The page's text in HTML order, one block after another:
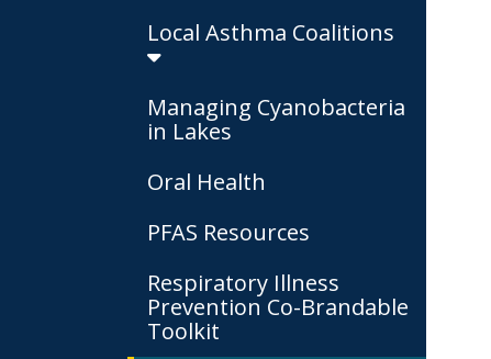
Local Asthma Coalitions
Managing Cyanobacteria
in Lakes
Oral Health
PFAS Resources
Respiratory Illness
Prevention Co-Brandable
Toolkit